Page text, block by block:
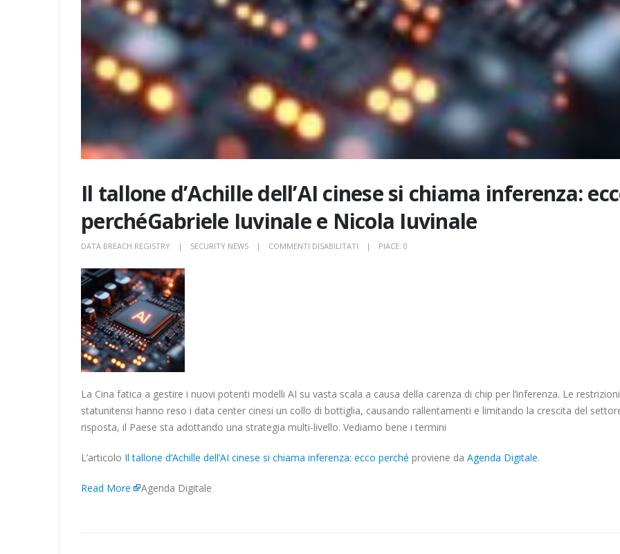
Il tallone d’Achille dell’AI cinese si chiama inferenza:
perchéGabriele Iuvinale e Nicola Iuvinale
DATA BREACH REGISTRY SECURITY NEWS COMMENTI DISABILITATI
ECCO
PERCHÉGABRIELE
IUVINALE
NICOLA
PIACE: 0
La Cina fatica a gestire i nuovi potenti modelli AI su vasta scala a causa della carenza di chip per l’inferenza. Le restrizioni
statunitensi hanno reso i data center cinesi un collo di bottiglia, causando rallentamenti e limitando la crescita del
risposta, il Paese sta adottando una strategia multi-livello. Vediamo bene i termini
L’articolo Il tallone d’Achille dell’AI cinese si chiama inferenza: ecco perché proviene da Agenda Digitale.
Read More Agenda Digitale